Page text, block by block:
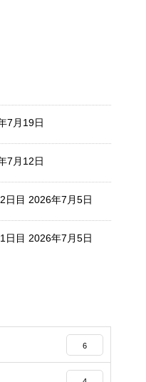
7月19日
7月12日
日目 2026年7月5日
日目 2026年7月5日
6